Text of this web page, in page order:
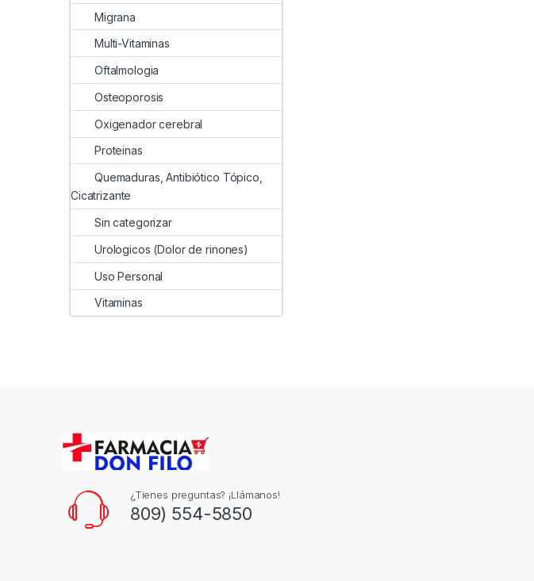
Migrana
Multi-Vitaminas
Oftalmologia
Osteoporosis
Oxigenador cerebral
Proteinas
Quemaduras, Antibiótico Tópico,
Cicatrizante
Sin categorizar
Urologicos (Dolor de rinones)
Uso Personal
Vitaminas
¿Tienes preguntas? ¡Llámanos!
809) 554-5850